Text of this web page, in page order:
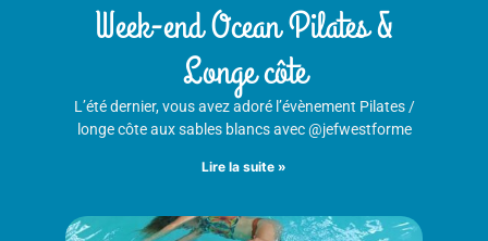
Week-end Ocean Pilates &
Longe côte
L’été dernier, vous avez adoré l’évènement Pilates /
longe côte aux sables blancs avec @jefwestforme
Lire la suite »